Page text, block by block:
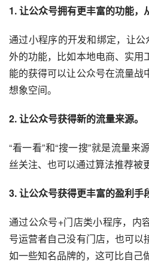
1. 让公众号拥有更丰富的功能，
通过小程序的开发和绑定，让公
外的功能，比如本地电商、实用
能的获得可以让公众号在流量战
想象空间。
2. 让公众号获得新的流量来源。
“看一看”和“搜一搜”就是流量
丝关注、也可以通过算法推荐被
3. 让公众号获得更丰富的盈利手
通过公众号+门店类小程序，内
号运营者自己没有门店，也可以
如一些知名品牌的，这可比自己